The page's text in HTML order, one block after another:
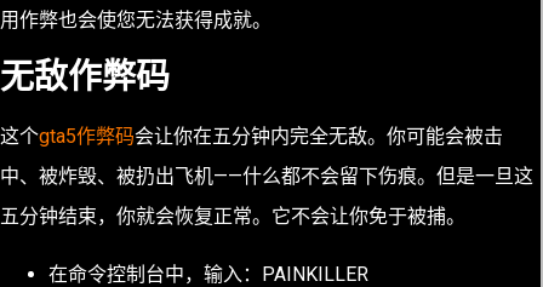
用作弊也会使您无法获得成就。
无敌作弊码
这个gta5作弊码会让你在五分钟内完全无敌。你可能会被击
中、被炸毁、被扔出飞机——什么都不会留下伤痕。但是一旦这
五分钟结束，你就会恢复正常。它不会让你免于被捕。
在命令控制台中，输入：PAINKILLER